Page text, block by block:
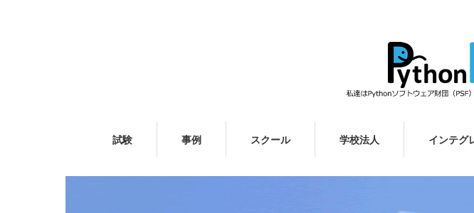
試験 事例 スクール 学校法人 インテグ